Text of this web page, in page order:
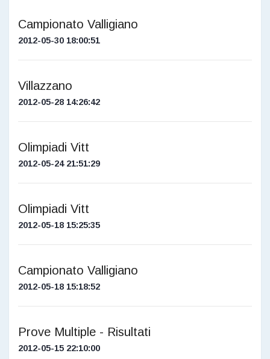
Campionato Valligiano
2012-05-30 18:00:51
Villazzano
2012-05-28 14:26:42
Olimpiadi Vitt
2012-05-24 21:51:29
Olimpiadi Vitt
2012-05-18 15:25:35
Campionato Valligiano
2012-05-18 15:18:52
Prove Multiple - Risultati
2012-05-15 22:10:00